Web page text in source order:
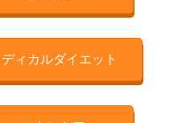
ディカルダイエット